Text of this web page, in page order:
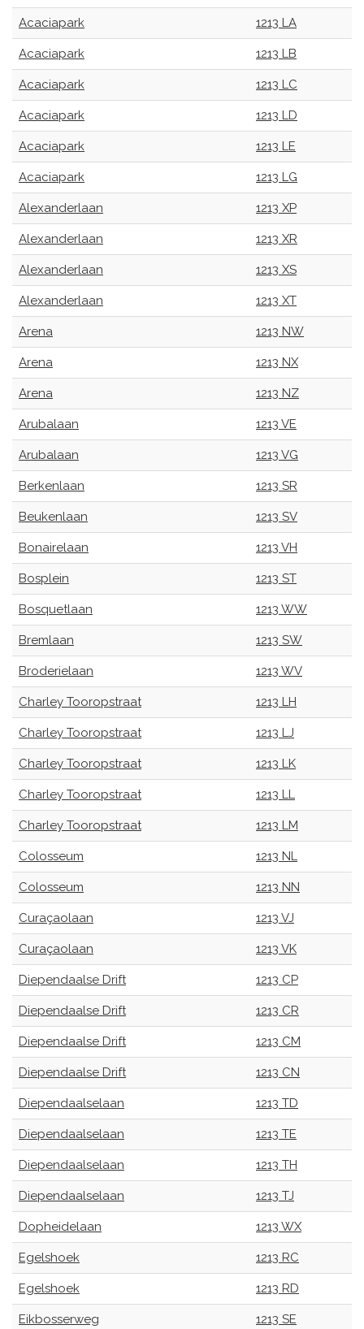
Acaciapark 1213 LA
Acaciapark 1213 LB
Acaciapark 1213 LC
Acaciapark 1213 LD
Acaciapark 1213 LE
Acaciapark 1213 LG
Alexanderlaan 1213 XP
Alexanderlaan 1213 XR
Alexanderlaan 1213 XS
Alexanderlaan 1213 XT
Arena 1213 NW
Arena 1213 NX
Arena 1213 NZ
Arubalaan 1213 VE
Arubalaan 1213 VG
Berkenlaan 1213 SR
Beukenlaan 1213 SV
Bonairelaan 1213 VH
Bosplein 1213 ST
Bosquetlaan 1213 WW
Bremlaan 1213 SW
Broderielaan 1213 WV
Charley Tooropstraat 1213 LH
Charley Tooropstraat 1213 LJ
Charley Tooropstraat 1213 LK
Charley Tooropstraat 1213 LL
Charley Tooropstraat 1213 LM
Colosseum 1213 NL
Colosseum 1213 NN
Curaçaolaan 1213 VJ
Curaçaolaan 1213 VK
Diependaalse Drift 1213 CP
Diependaalse Drift 1213 CR
Diependaalse Drift 1213 CM
Diependaalse Drift 1213 CN
Diependaalselaan 1213 TD
Diependaalselaan 1213 TE
Diependaalselaan 1213 TH
Diependaalselaan 1213 TJ
Dopheidelaan 1213 WX
Egelshoek 1213 RC
Egelshoek 1213 RD
Eikbosserweg 1213 SE